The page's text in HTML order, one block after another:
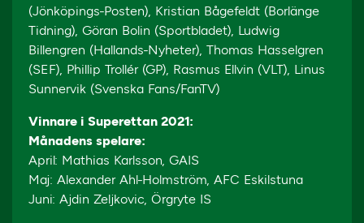
(Jönköpings-Posten), Kristian Bågefeldt (Borlänge
Tidning), Göran Bolin (Sportbladet), Ludwig
Billengren (Hallands-Nyheter), Thomas Hasselgren
(SEF), Phillip Trollér (GP), Rasmus Ellvin (VLT), Linus
Sunnervik (Svenska Fans/FanTV)
Vinnare i Superettan 2021:
Månadens spelare:
April: Mathias Karlsson, GAIS
Maj: Alexander Ahl-Holmström, AFC Eskilstuna
Juni: Ajdin Zeljkovic, Örgryte IS